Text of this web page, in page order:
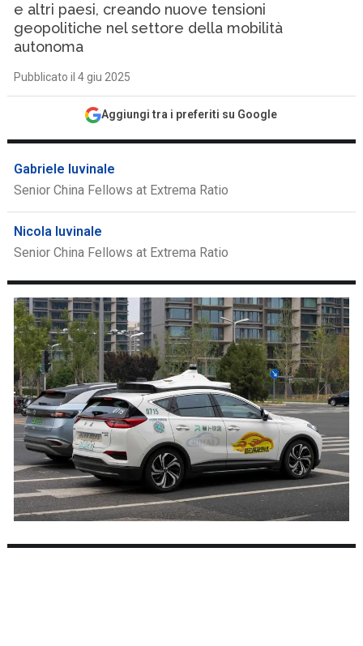
e altri paesi, creando nuove tensioni
geopolitiche nel settore della mobilità
autonoma
Pubblicato il 4 giu 2025
Aggiungi tra i preferiti su Google
Gabriele Iuvinale
Senior China Fellows at Extrema Ratio
Nicola Iuvinale
Senior China Fellows at Extrema Ratio